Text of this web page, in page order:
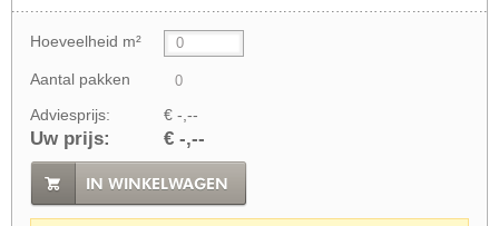
Hoeveelheid m²
Aantal pakken
Adviesprijs: € -,--
Uw prijs: € -,--
IN WINKELWAGEN